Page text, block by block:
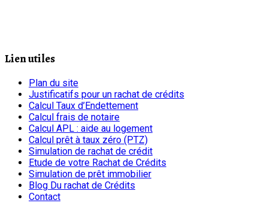
Lien utiles
Plan du site
Justificatifs pour un rachat de crédits
Calcul Taux d’Endettement
Calcul frais de notaire
Calcul APL : aide au logement
Calcul prêt à taux zéro (PTZ)
Simulation de rachat de crédit
Etude de votre Rachat de Crédits
Simulation de prêt immobilier
Blog Du rachat de Crédits
Contact